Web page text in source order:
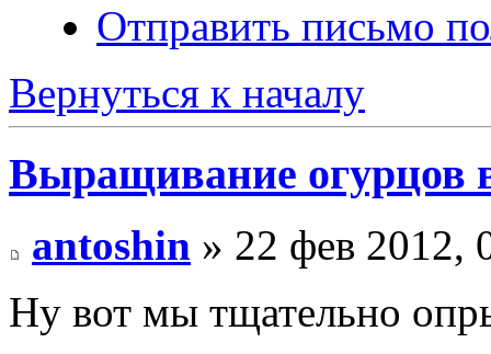
Отправить письмо
Вернуться к началу
Выращивание огурцов
antoshin » 22 фев 2012,
Ну вот мы тщательно